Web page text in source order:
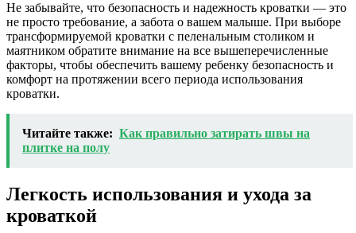
Не забывайте, что безопасность и надежность кроватки — это
не просто требование, а забота о вашем малыше. При выборе
трансформируемой кроватки с пеленальным столиком и
маятником обратите внимание на все вышеперечисленные
факторы, чтобы обеспечить вашему ребенку безопасность и
комфорт на протяжении всего периода использования
кроватки.
Читайте также: Как правильно затирать швы на
плитке на полу
Легкость использования и ухода за
кроваткой